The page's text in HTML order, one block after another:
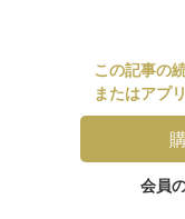
この記事の
またはアプ
会員